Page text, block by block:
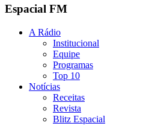
Espacial FM
A Rádio
Institucional
Equipe
Programas
Top 10
Notícias
Receitas
Revista
Blitz Espacial